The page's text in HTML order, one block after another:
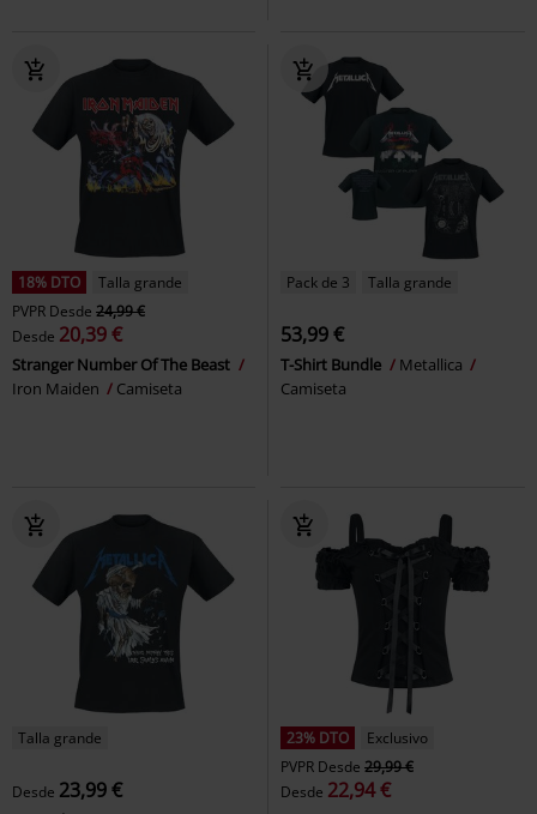
18% DTO
Talla grande
PVPR Desde 24,99 €
Desde 20,39 €
Stranger Number Of The Beast
Iron Maiden
Camiseta
Pack de 3 Talla grande
53,99 €
T-Shirt Bundle
Metallica
Camiseta
Talla grande
Desde 23,99 €
23% DTO
Exclusivo
PVPR Desde 29,99 €
Desde 22,94 €